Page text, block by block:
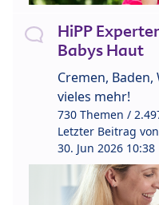
HiPP
Babys Haut
Cremen,
vieles mehr!
730 Themen /
Letzter Beitrag von
30. Jun 2026 10:38